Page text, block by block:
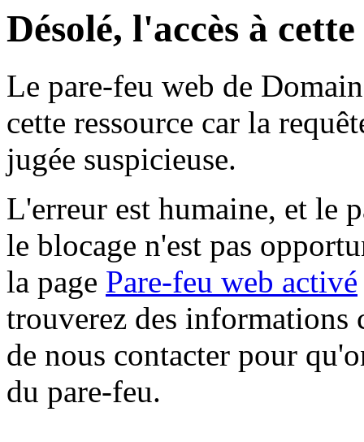
Désolé, l'accès à
Le pare-feu web de
cette ressource car la
jugée suspicieuse.
L'erreur est humaine, et le
le blocage n'est pas
la page Pare-feu web activé
trouverez des informations
de nous contacter pour
du pare-feu.